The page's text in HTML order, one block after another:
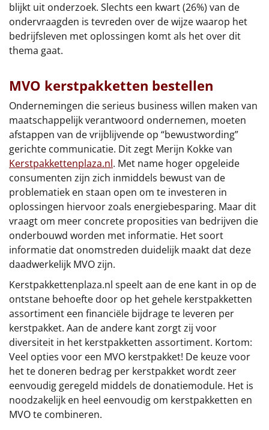
Deken (fleece plaid)
Alle artikelen
Ideeën
Personeel
Doe het zelf
Sinterklaaspakketten
Particulier
Kerstgeschenken 2026
Relatiegeschenken
Cadeaubon
Per stuk
Alle overige
blijkt uit onderzoek. Slechts een kwart (26%) van de
ondervraagden is tevreden over de wijze waarop het
bedrijfsleven met oplossingen komt als het over dit
thema gaat.
MVO kerstpakketten bestellen
Ondernemingen die serieus business willen maken van
maatschappelijk verantwoord ondernemen, moeten
afstappen van de vrijblijvende op “bewustwording”
gerichte communicatie. Dit zegt Merijn Kokke van
Kerstpakkettenplaza.nl. Met name hoger opgeleide
consumenten zijn zich inmiddels bewust van de
problematiek en staan open om te investeren in
oplossingen hiervoor zoals energiebesparing. Maar dit
vraagt om meer concrete proposities van bedrijven die
onderbouwd worden met informatie. Het soort
informatie dat onomstreden duidelijk maakt dat deze
daadwerkelijk MVO zijn.
Kerstpakkettenplaza.nl speelt aan de ene kant in op de
ontstane behoefte door op het gehele kerstpakketten
assortiment een financiële bijdrage te leveren per
kerstpakket. Aan de andere kant zorgt zij voor
diversiteit in het kerstpakketten assortiment. Kortom:
Veel opties voor een MVO kerstpakket! De keuze voor
het te doneren bedrag per kerstpakket wordt zeer
eenvoudig geregeld middels de donatiemodule. Het is
noodzakelijk en heel eenvoudig om kerstpakketten en
MVO te combineren.